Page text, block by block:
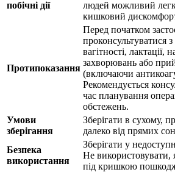
побічні дії
людей можливий
кишковий
Протипоказання
Перед початком
проконсультуватися
вагітності, лактації,
захворювань або
(включаючи
Рекомендується
час планування
обстежень.
Умови
зберігання
Зберігати в сухому,
далеко від прямих
Безпека
використання
Зберігати у
Не використовувати,
під кришкою